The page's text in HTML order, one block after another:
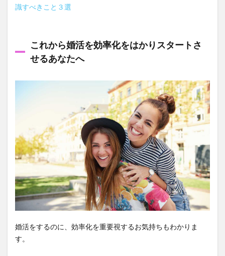
識すべきこと３選
これから婚活を効率化をはかりスタートさ
せるあなたへ
婚活をするのに、効率化を重要視するお気持ちもわかりま
す。